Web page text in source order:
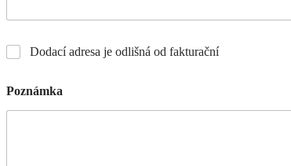
Dodací adresa je odlišná od fakturační
Poznámka